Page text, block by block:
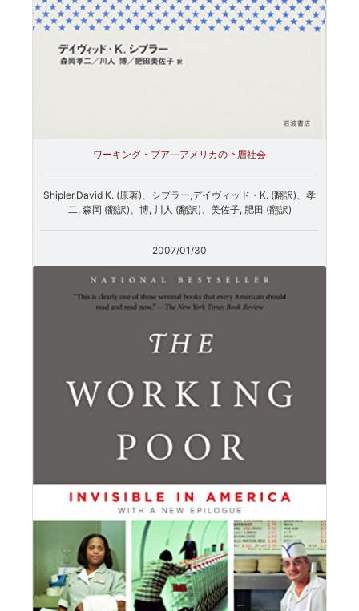
ワーキング・プア―アメリカの下層社会
Shipler,David K. (原著)、シプラー,デイヴィッド・K. (翻訳)、孝
二, 森岡 (翻訳)、博, 川人 (翻訳)、美佐子, 肥田 (翻訳)
2007/01/30